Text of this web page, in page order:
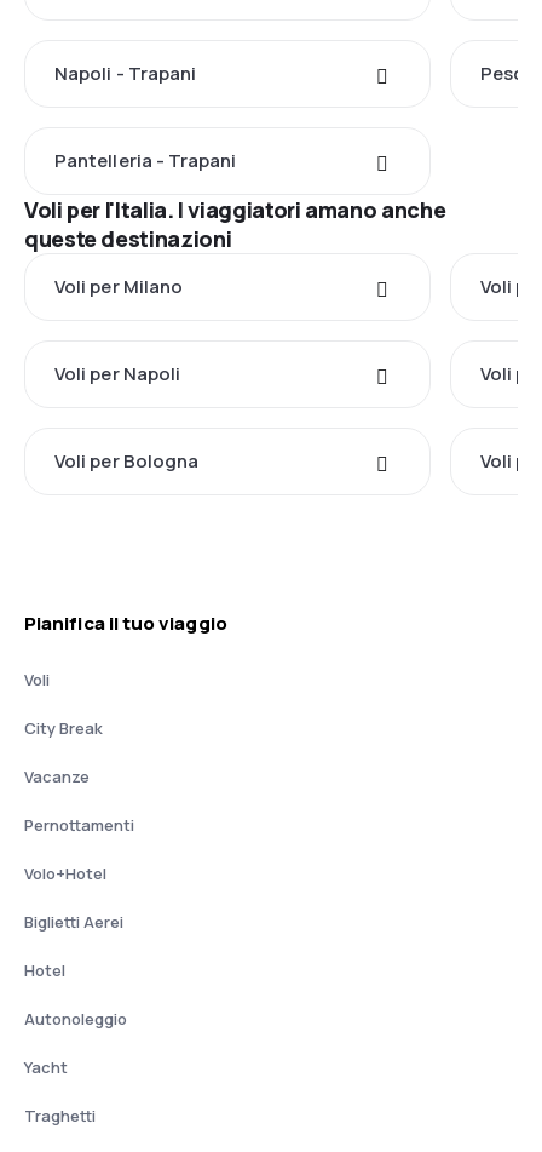
Napoli - Trapani
Pantelleria - Trapani
Voli per l'Italia. I viaggiatori amano anche
queste destinazioni
Voli per Milano Voli
Voli per Napoli Voli
Voli per Bologna Voli
Pianifica il tuo viaggio
Voli
City Break
Vacanze
Pernottamenti
Volo+Hotel
Biglietti Aerei
Hotel
Autonoleggio
Yacht
Traghetti